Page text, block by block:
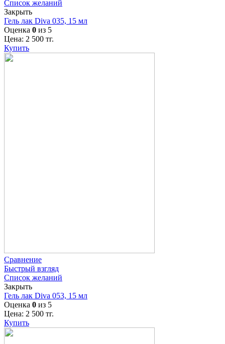
Список желаний
Закрыть
Гель лак Diva 035, 15 мл
Оценка 0 из 5
Цена: 2 500 тг.
Купить
Сравнение
Быстрый взгляд
Список желаний
Закрыть
Гель лак Diva 053, 15 мл
Оценка 0 из 5
Цена: 2 500 тг.
Купить